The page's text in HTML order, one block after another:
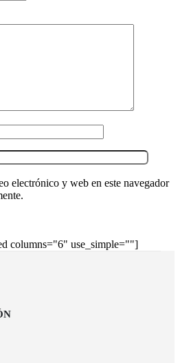
electrónico y web en este navegador
columns="6" use_simple=""]